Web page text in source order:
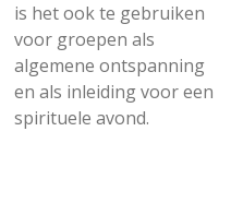
is het ook te gebruiken
voor groepen als
algemene ontspanning
en als inleiding voor een
spirituele avond.